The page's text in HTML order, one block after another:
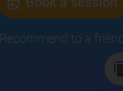
Recommend to a friend